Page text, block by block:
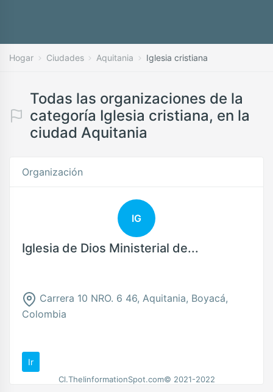
Hogar Ciudades Aquitania Iglesia cristiana
Todas las organizaciones de la
categoría Iglesia cristiana, en la
ciudad Aquitania
Organización
IG
Iglesia de Dios Ministerial de...
Carrera 10 NRO. 6 46, Aquitania, Boyacá,
Colombia
Ir
Cl.TheIinformationSpot.com© 2021-2022